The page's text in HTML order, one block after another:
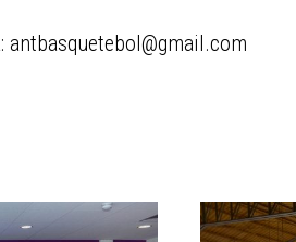
antbasquetebol@gmail.com